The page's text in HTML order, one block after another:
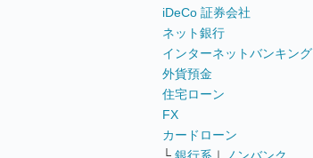
iDeCo 証券会社
ネット銀行
インターネットバンキング
外貨預金
住宅ローン
FX
カードローン